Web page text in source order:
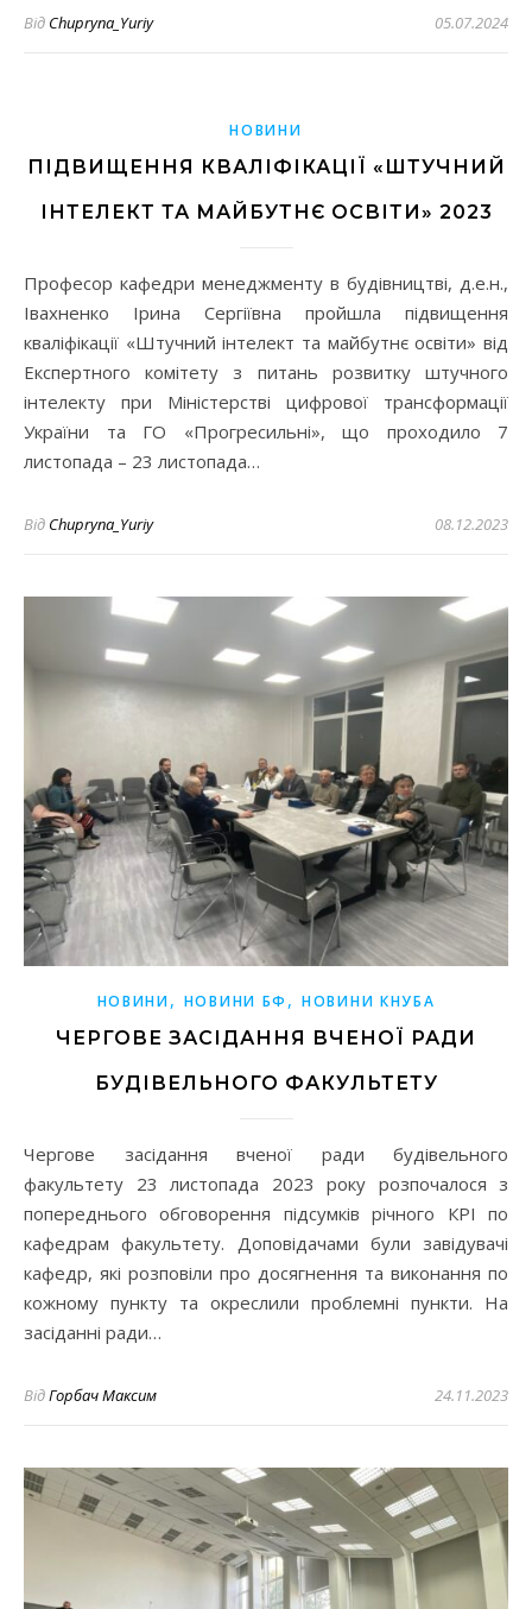
Від Chupryna_Yuriy 05.07.2024
НОВИНИ
ПІДВИЩЕННЯ КВАЛІФІКАЦІЇ «ШТУЧНИЙ
ІНТЕЛЕКТ ТА МАЙБУТНЄ ОСВІТИ» 2023
Професор кафедри менеджменту в будівництві, д.е.н.,
Івахненко Ірина Сергіївна пройшла підвищення
кваліфікації «Штучний інтелект та майбутнє освіти» від
Експертного комітету з питань розвитку штучного
інтелекту при Міністерстві цифрової трансформації
України та ГО «Прогресильні», що проходило 7
листопада – 23 листопада…
Від Chupryna_Yuriy 08.12.2023
НОВИНИ, НОВИНИ БФ ,НОВИНИ КНУБА
ЧЕРГОВЕ ЗАСІДАННЯ ВЧЕНОЇ РАДИ
БУДІВЕЛЬНОГО ФАКУЛЬТЕТУ
Чергове засідання вченої ради будівельного
факультету 23 листопада 2023 року розпочалося з
попереднього обговорення підсумків річного КРІ по
кафедрам факультету. Доповідачами були завідувачі
кафедр, які розповіли про досягнення та виконання по
кожному пункту та окреслили проблемні пункти. На
засіданні ради…
ВідГорбач Максим 24.11.2023